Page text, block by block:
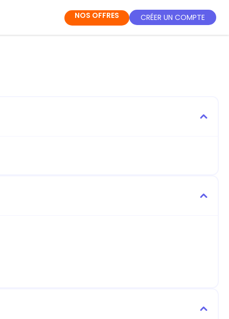
NOS OFFRES CRÉER UN COMPTE